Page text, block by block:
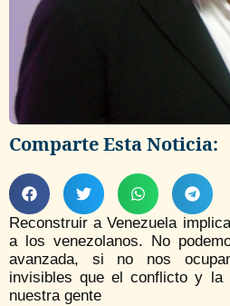
Comparte Esta Noticia:
Reconstruir a Venezuela
a los venezolanos. No
avanzada, si no nos
invisibles que el conflicto y la
nuestra gente